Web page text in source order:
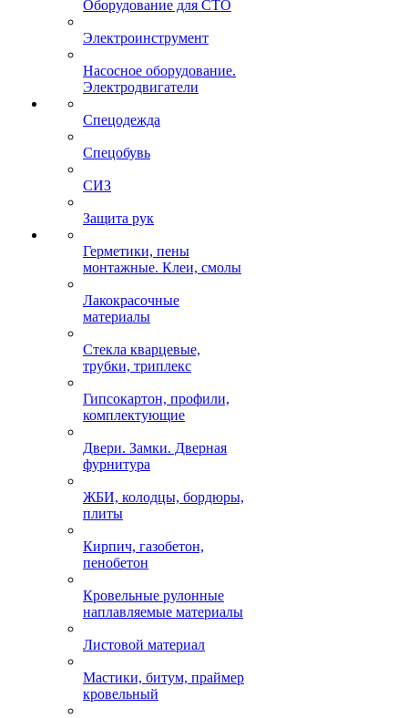
Оборудование для СТО
Электроинструмент
Насосное оборудование.
Электродвигатели
Спецодежда
Спецобувь
СИЗ
Защита рук
Герметики, пены
монтажные. Клеи, смолы
Лакокрасочные
материалы
Стекла кварцевые,
трубки, триплекс
Гипсокартон, профили,
комплектующие
Двери. Замки. Дверная
фурнитура
ЖБИ, колодцы, бордюры,
плиты
Кирпич, газобетон,
пенобетон
Кровельные рулонные
наплавляемые материалы
Листовой материал
Мастики, битум, праймер
кровельный